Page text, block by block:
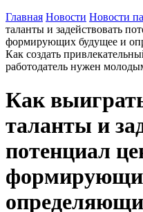
Главная Новости Новости
таланты и задействовать
формирующих будущее и
Как создать
работодатель нужен
Как
таланты и
потенциал